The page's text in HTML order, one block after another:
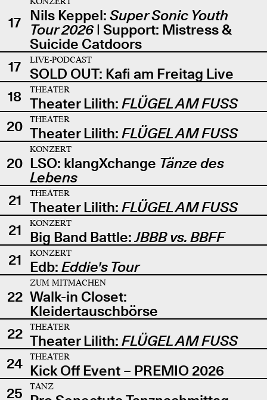
17 Nils Keppel: Super Sonic Youth
Tour 2026| Support: Mistress &
Suicide Catdoors
17
LIVE-PODCAST
SOLD OUT: Kafi am Freitag Live
18
THEATER
Theater Lilith: FLÜGEL AM FUSS
20
THEATER
Theater Lilith: FLÜGEL AM FUSS
20
KONZERT
LSO: klangXchange Tänze des
Lebens
21
THEATER
Theater Lilith: FLÜGEL AM FUSS
21
KONZERT
Big Band Battle:JBBB vs. BBFF
21
KONZERT
Edb: Eddie's Tour
22
ZUM MITMACHEN
Walk-in Closet:
Kleidertauschbörse
22
THEATER
Theater Lilith: FLÜGEL AM FUSS
24
THEATER
Kick Off Event – PREMIO 2026
25
TANZ